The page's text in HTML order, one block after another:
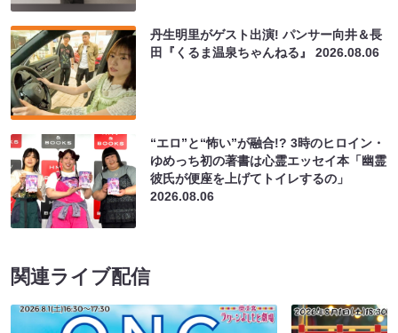
丹生明里がゲスト出演! パンサー向井＆長
田『くるま温泉ちゃんねる』2026.08.06
“エロ”と“怖い”が融合!? 3時のヒロイン・
ゆめっち初の著書は心霊エッセイ本「幽霊
彼氏が便座を上げてトイレするの」
2026.08.06
関連ライブ配信